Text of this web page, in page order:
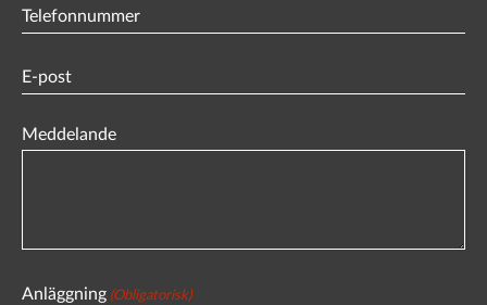
Phone
(Obligatorisk)
Email
(Obligatorisk)
Meddelande
Anläggning (Obligatorisk)